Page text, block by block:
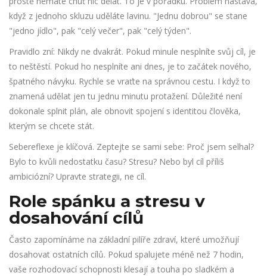
když z jednoho skluzu uděláte lavinu. "Jednu dobrou" se stane
"jedno jídlo", pak "celý večer", pak "celý týden".
Pravidlo zní: Nikdy ne dvakrát. Pokud minule nesplníte svůj cíl, je
to neštěstí. Pokud ho nesplníte ani dnes, je to začátek nového,
špatného návyku. Rychle se vraťte na správnou cestu. I když to
znamená udělat jen tu jednu minutu protažení. Důležité není
dokonale splnit plán, ale obnovit spojení s identitou člověka,
kterým se chcete stát.
Sebereflexe je klíčová. Zeptejte se sami sebe: Proč jsem selhal?
Bylo to kvůli nedostatku času? Stresu? Nebo byl cíl příliš
ambiciózní? Upravte strategii, ne cíl.
Role spánku a stresu v
dosahování cílů
Často zapomínáme na základní pilíře zdraví, které umožňují
dosahovat ostatních cílů. Pokud spalujete méně než 7 hodin,
vaše rozhodovací schopnosti klesají a touha po sladkém a